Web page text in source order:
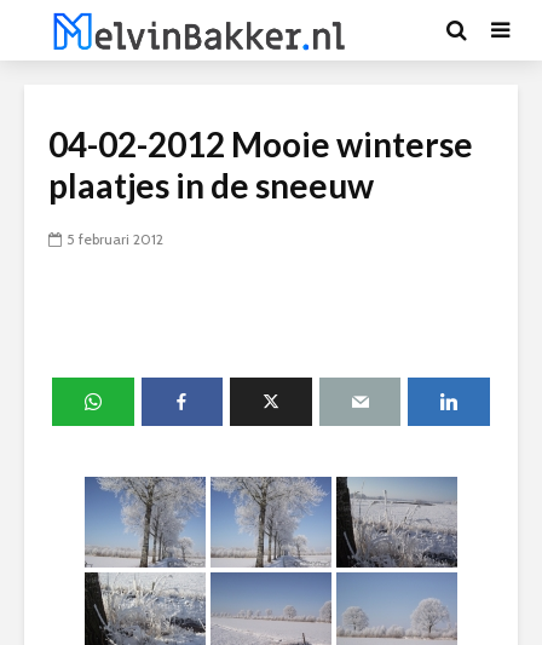
04-02-2012 Mooie winterse
plaatjes in de sneeuw
5 februari 2012